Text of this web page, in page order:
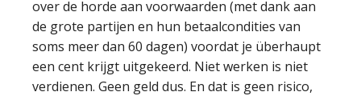
over de horde aan voorwaarden (met dank aan
de grote partijen en hun betaalcondities van
soms meer dan 60 dagen) voordat je überhaupt
een cent krijgt uitgekeerd. Niet werken is niet
verdienen. Geen geld dus. En dat is geen risico,